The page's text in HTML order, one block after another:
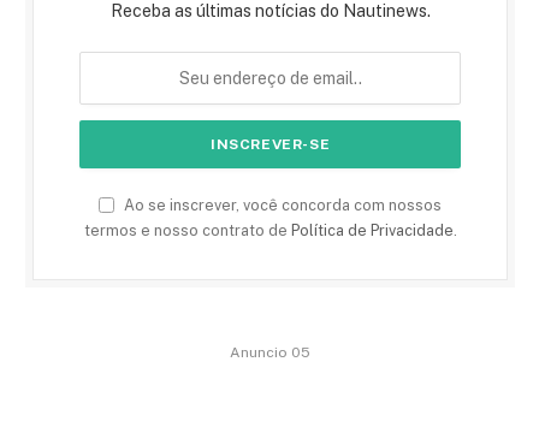
Receba as últimas notícias do Nautinews.
Ao se inscrever, você concorda com nossos
termos e nosso contrato de Política de Privacidade.
Anuncio 05